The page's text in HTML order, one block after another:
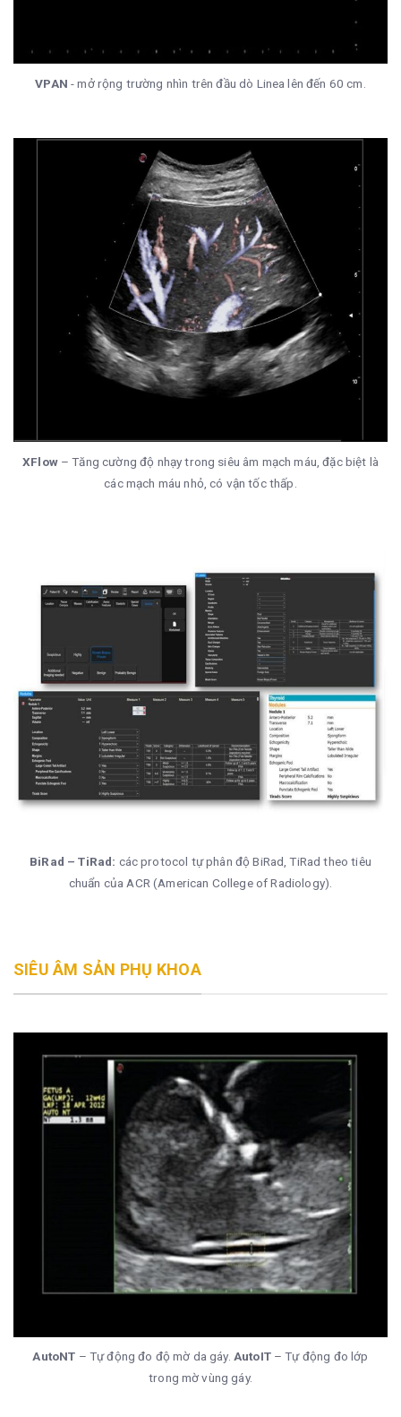
VPAN - mở rộng trường nhìn trên đầu dò Linea lên đến 60 cm.
XFlow– Tăng cường độ nhạy trong siêu âm mạch máu, đặc biệt là
các mạch máu nhỏ, có vận tốc thấp.
BiRad – TiRad: các protocol tự phân độ BiRad, TiRad theo tiêu
chuẩn của ACR (American College of Radiology).
SIÊU ÂM SẢN PHỤ KHOA
AutoNT – Tự động đo độ mờ da gáy. AutoIT– Tự động đo lớp
trong mờ vùng gáy.